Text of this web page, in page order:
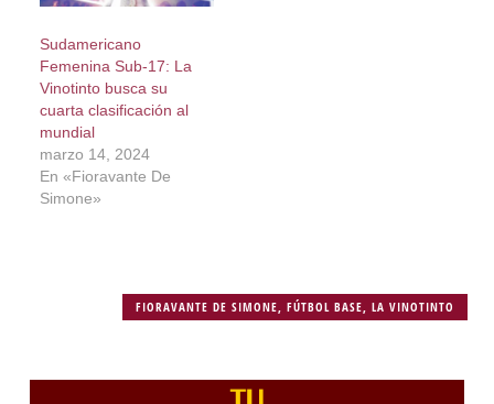
Sudamericano
Femenina Sub-17: La
Vinotinto busca su
cuarta clasificación al
mundial
marzo 14, 2024
En «Fioravante De
Simone»
FIORAVANTE DE SIMONE ,FÚTBOL BASE ,LA VINOTINTO